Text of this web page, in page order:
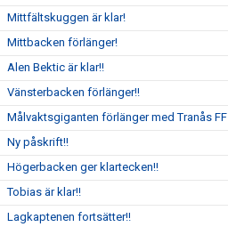
Mittfältskuggen är klar!
Mittbacken förlänger!
Alen Bektic är klar!!
Vänsterbacken förlänger!!
Målvaktsgiganten förlänger med Tranås FF
Ny påskrift!!
Högerbacken ger klartecken!!
Tobias är klar!!
Lagkaptenen fortsätter!!